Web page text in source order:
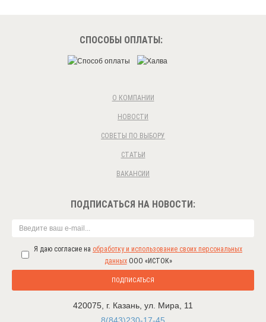
СПОСОБЫ ОПЛАТЫ:
О КОМПАНИИ
НОВОСТИ
СОВЕТЫ ПО ВЫБОРУ
СТАТЬИ
ВАКАНСИИ
ПОДПИСАТЬСЯ НА НОВОСТИ:
Я даю согласие на обработку и использование своих персональных
данныхООО «ИСТОК»
ПОДПИСАТЬСЯ
420075 г. Казань ул. Мира, 11
8(843)230-17-45